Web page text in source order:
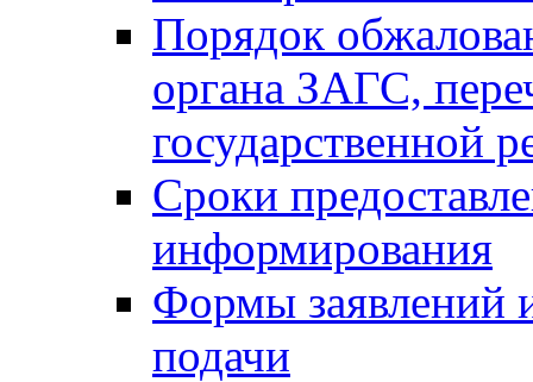
Порядок
органа ЗАГС,
государственной
Сроки
информирования
Формы заявлений
подачи